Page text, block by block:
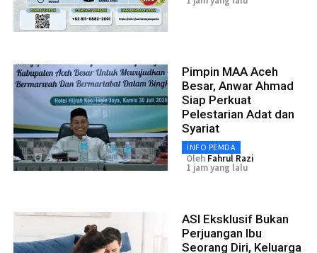
Pimpin MAA Aceh
Besar, Anwar Ahmad
Siap Perkuat
Pelestarian Adat dan
Syariat
INFO PEMDA
Oleh Fahrul Razi
1 jam yang lalu
ASI Eksklusif Bukan
Perjuangan Ibu
Seorang Diri, Keluarga